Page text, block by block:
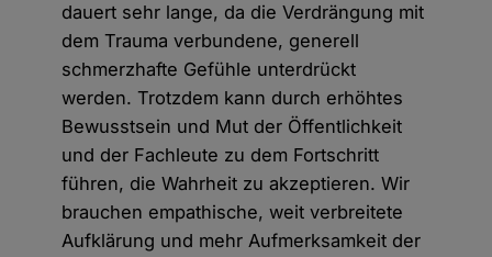
dauert sehr lange, da die Verdrängung mit
dem Trauma verbundene, generell
schmerzhafte Gefühle unterdrückt
werden. Trotzdem kann durch erhöhtes
Bewusstsein und Mut der Öffentlichkeit
und der Fachleute zu dem Fortschritt
führen, die Wahrheit zu akzeptieren. Wir
brauchen empathische, weit verbreitete
Aufklärung und mehr Aufmerksamkeit der